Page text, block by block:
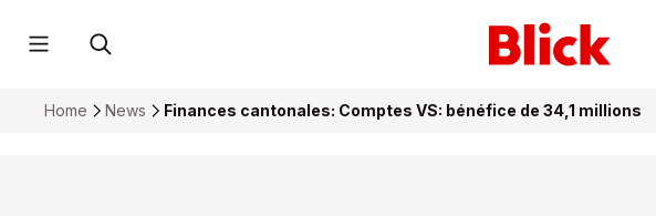
Home News Finances cantonales: Comptes VS: bénéfice de 34,1 millions